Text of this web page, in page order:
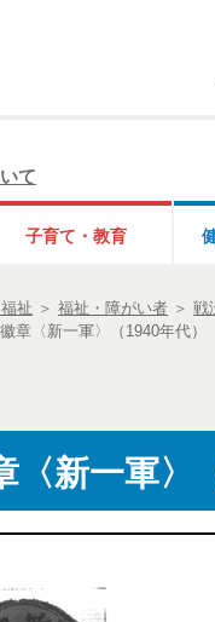
て
子育て・教育
祉 ＞ 福祉・障がい者 ＞ 戦
章〈新一軍〉（1940年代）
〈新一軍〉